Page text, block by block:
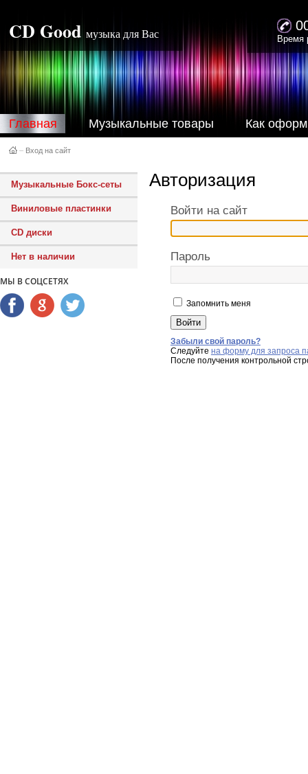
CD Good музыка для Вас Время
Главная Музыкальные товары Как
– Вход на сайт
Музыкальные Бокс-сеты
Виниловые пластинки
CD диски
Нет в наличии
МЫ В СОЦСЕТЯХ
Авторизация
Войти на сайт
Пароль
Запомнить меня
Забыли свой пароль?
Следуйте на форму для запроса
После получения контрольной